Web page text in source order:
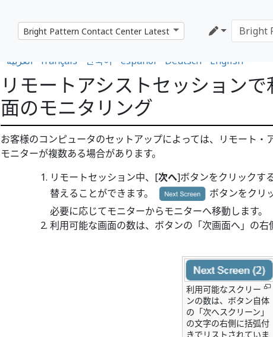
العربية français 한국어 español Deutsch English
リモートアシストセッション
面のモニタリング
お客様のコンピュータのセットアップによっては、リモート・
モニターが複数ある場合があります。
リモートセッション中、[次へ]ボタンをクリックす
替えることができます。
ボタンをクリ
必要に応じてモニターからモニターへ移動します。
利用可能な画面の数は、ボタンの「次画面へ」の右
利用可能なスクリー
ンの数は、ボタン自体
の「次へスクリーン」
の文字の右側に括弧付
きでリストされていま